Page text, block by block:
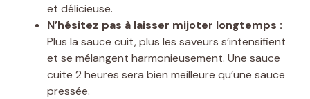
et délicieuse.
N’hésitez pas à laisser mijoter longtemps :
Plus la sauce cuit, plus les saveurs s’intensifient
et se mélangent harmonieusement. Une sauce
cuite 2 heures sera bien meilleure qu’une sauce
pressée.